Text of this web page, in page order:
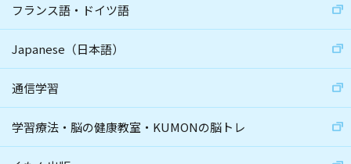
フランス語・ドイツ語
Japanese（日本語）
通信学習
学習療法・脳の健康教室・KUMONの脳トレ